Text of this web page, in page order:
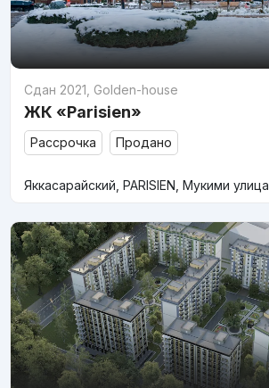
Сдан 2021 Golden-house
ЖК «Parisien»
Рассрочка Продано
Яккасарайский, PARISIEN, Мукими улица